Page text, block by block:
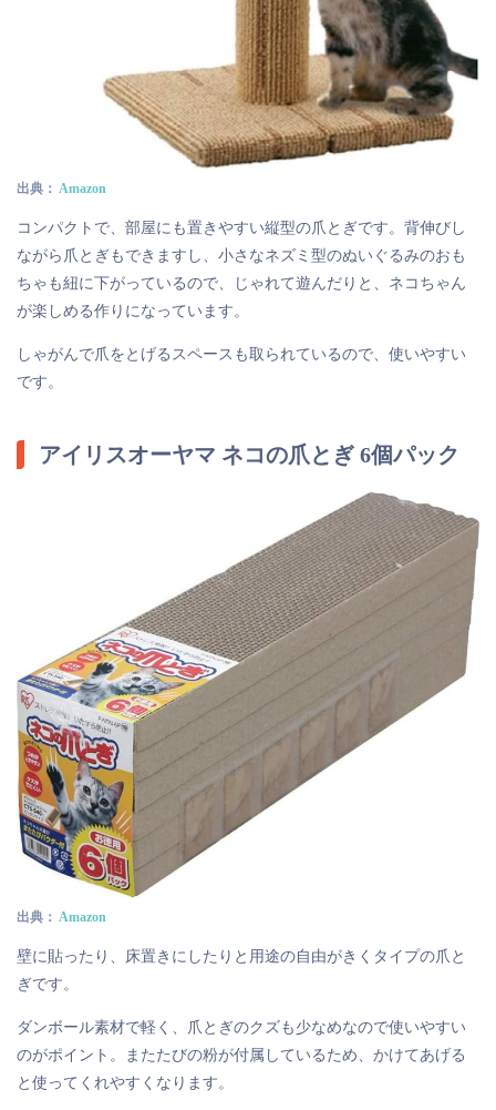
出典： Amazon
コンパクトで、部屋にも置きやすい縦型の爪とぎです。背伸びし
ながら爪とぎもできますし、小さなネズミ型のぬいぐるみのおも
ちゃも紐に下がっているので、じゃれて遊んだりと、ネコちゃん
が楽しめる作りになっています。
しゃがんで爪をとげるスペースも取られているので、使いやすい
です。
アイリスオーヤマ ネコの爪とぎ 6個パック
出典： Amazon
壁に貼ったり、床置きにしたりと用途の自由がきくタイプの爪と
ぎです。
ダンボール素材で軽く、爪とぎのクズも少なめなので使いやすい
のがポイント。またたびの粉が付属しているため、かけてあげる
と使ってくれやすくなります。